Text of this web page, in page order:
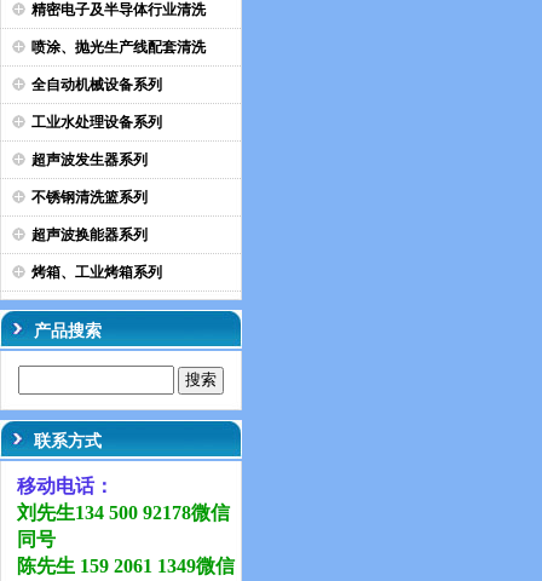
精密电子及半导体行业清洗
喷涂、抛光生产线配套清洗
全自动机械设备系列
工业水处理设备系列
超声波发生器系列
不锈钢清洗篮系列
超声波换能器系列
烤箱、工业烤箱系列
产品搜索
联系方式
移动电话：
刘先生134 500 92178微信
同号
陈先生 159 2061 1349微信